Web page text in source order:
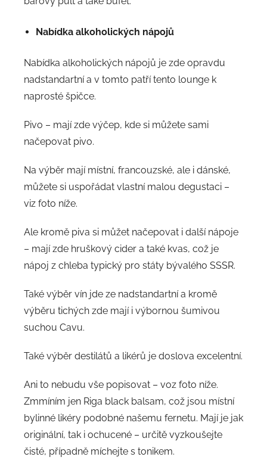
Nabídka alkoholických nápojů
Nabídka alkoholických nápojů je zde opravdu
nadstandartní a v tomto patří tento lounge k
naprosté špičce.
Pivo – mají zde výčep, kde si můžete sami
načepovat pivo.
Na výběr mají místní, francouzské, ale i dánské,
můžete si uspořádat vlastní malou degustaci –
viz foto níže.
Ale kromě piva si můžet načepovat i další nápoje
– mají zde hruškový cider a také kvas, což je
nápoj z chleba typický pro státy bývalého SSSR.
Také výběr vín jde ze nadstandartní a kromě
výběru tichých zde mají i výbornou šumivou
suchou Cavu.
Také výběr destilátů a likérů je doslova excelentní.
Ani to nebudu vše popisovat – voz foto níže.
Zmmíním jen Riga black balsam, což jsou místní
bylinné likéry podobné našemu fernetu. Mají je jak
originální, tak i ochucené – určitě vyzkoušejte
čisté, případně míchejte s tonikem.